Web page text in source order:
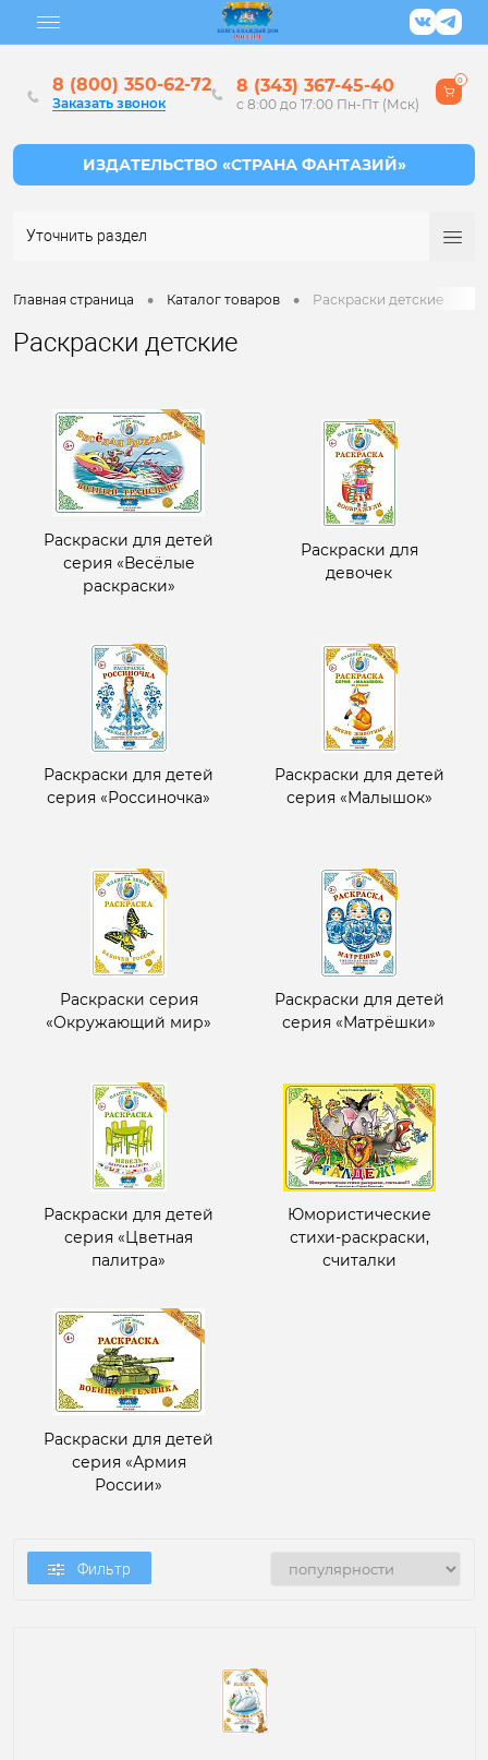
8 (800) 350-62-72
Заказать звонок
8 (343) 367-45-40
с 8:00 до 17:00 Пн-Пт (Мск)
0
Уточнить раздел
Главная страница • Каталог товаров • Раскраски детские
Раскраски детские
Раскраски для детей
серия «Весёлые
раскраски»
Раскраски для
девочек
Раскраски для детей
серия «Россиночка»
Раскраски для детей
серия «Малышок»
Раскраски серия
«Окружающий мир»
Раскраски для детей
серия «Матрёшки»
Раскраски для детей
серия «Цветная
палитра»
Юмористические
стихи-раскраски,
считалки
Раскраски для детей
серия «Армия
России»
Фильтр